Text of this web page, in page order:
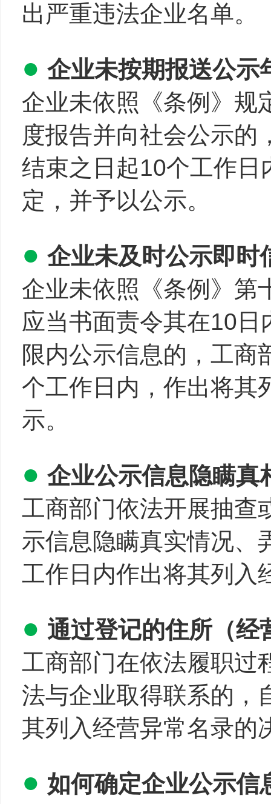
出严重违法企业名单。
● 企业未按期报送公
企业未依照《条例》规
度报告并向社会公示的
结束之日起10个工作
定，并予以公示。
● 企业未及时公示即时
企业未依照《条例》第
应当书面责令其在10
限内公示信息的，工商
个工作日内，作出将其
示。
● 企业公示信息隐瞒真
工商部门依法开展抽查
示信息隐瞒真实情况、
工作日内作出将其列入
● 通过登记的住所（经
工商部门在依法履职过
法与企业取得联系的，
其列入经营异常名录的
● 如何确定企业公示信